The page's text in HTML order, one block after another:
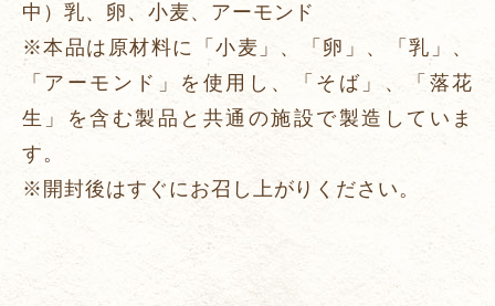
中）乳、卵、小麦、アーモンド
※本品は原材料に「小麦」、「卵」、「乳」、
「アーモンド」を使用し、「そば」、「落花
生」を含む製品と共通の施設で製造していま
す。
※開封後はすぐにお召し上がりください。